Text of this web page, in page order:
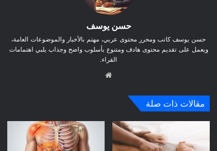
حسن يوسف
حسن يوسف كاتب ومحرر محتوى عربي، مهتم بالأخبار والموضوعات العامة،
ويعمل على تقديم محتوى هادف ومتنوع بأسلوب واضح وجذاب يلبي اهتمامات
القراء.
مقالات ذات صلة